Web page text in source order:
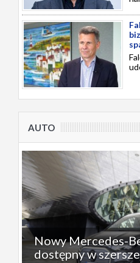
AUTO
Nowy Mercedes-
dostępny w